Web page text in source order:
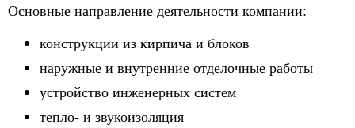
Основные направление деятельности компании:
конструкции из кирпича и блоков
наружные и внутренние отделочные работы
устройство инженерных систем
тепло- и звукоизоляция